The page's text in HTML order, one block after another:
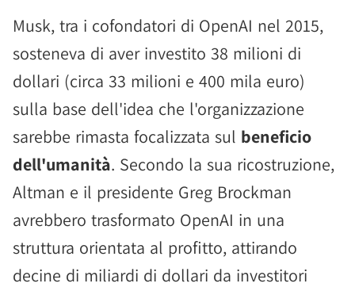
Musk, tra i cofondatori di OpenAI nel 2015,
sosteneva di aver investito 38 milioni di
dollari (circa 33 milioni e 400 mila euro)
sulla base dell'idea che l'organizzazione
sarebbe rimasta focalizzata sul beneficio
dell'umanità. Secondo la sua ricostruzione,
Altman e il presidente Greg Brockman
avrebbero trasformato OpenAI in una
struttura orientata al profitto, attirando
decine di miliardi di dollari da investitori